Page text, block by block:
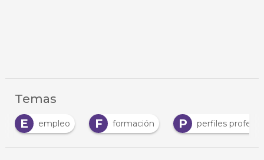
Temas
E
empleo F formación P perfiles